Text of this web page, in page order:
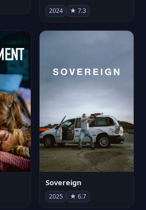
2024 ★ 7.3
Sovereign
2025 ★ 6.7